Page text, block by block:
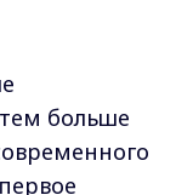
больше